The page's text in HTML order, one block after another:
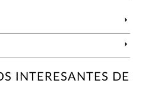
INTERESANTES DE